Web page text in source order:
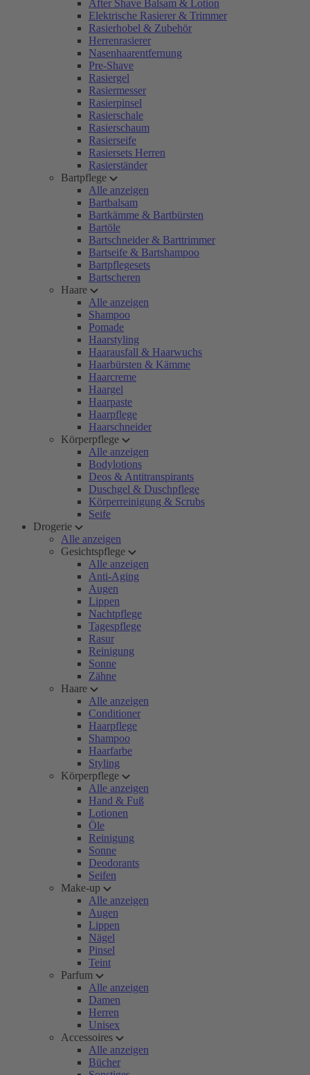
After Shave Balsam & Lotion
Elektrische Rasierer & Trimmer
Rasierhobel & Zubehör
Herrenrasierer
Nasenhaarentfernung
Pre-Shave
Rasiergel
Rasiermesser
Rasierpinsel
Rasierschale
Rasierschaum
Rasierseife
Rasiersets Herren
Rasierständer
Bartpflege
Alle anzeigen
Bartbalsam
Bartkämme & Bartbürsten
Bartöle
Bartschneider & Barttrimmer
Bartseife & Bartshampoo
Bartpflegesets
Bartscheren
Haare
Alle anzeigen
Shampoo
Pomade
Haarstyling
Haarausfall & Haarwuchs
Haarbürsten & Kämme
Haarcreme
Haargel
Haarpaste
Haarpflege
Haarschneider
Körperpflege
Alle anzeigen
Bodylotions
Deos & Antitranspirants
Duschgel & Duschpflege
Körperreinigung & Scrubs
Seife
Drogerie
Alle anzeigen
Gesichtspflege
Alle anzeigen
Anti-Aging
Augen
Lippen
Nachtpflege
Tagespflege
Rasur
Reinigung
Sonne
Zähne
Haare
Alle anzeigen
Conditioner
Haarpflege
Shampoo
Haarfarbe
Styling
Körperpflege
Alle anzeigen
Hand & Fuß
Lotionen
Öle
Reinigung
Sonne
Deodorants
Seifen
Make-up
Alle anzeigen
Augen
Lippen
Nägel
Pinsel
Teint
Parfum
Alle anzeigen
Damen
Herren
Unisex
Accessoires
Alle anzeigen
Bücher